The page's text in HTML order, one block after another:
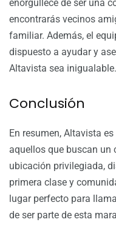
enorgullece de ser una
encontrarás vecinos
familiar. Además, el
dispuesto a ayudar y
Altavista sea inigualable.
Conclusión
En resumen, Altavista
aquellos que buscan un
ubicación privilegiada,
primera clase y
lugar perfecto para
de ser parte de esta